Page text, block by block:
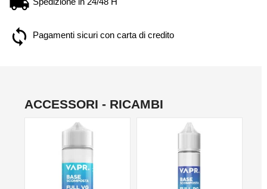
Pagamenti sicuri con carta di credito
ACCESSORI - RICAMBI